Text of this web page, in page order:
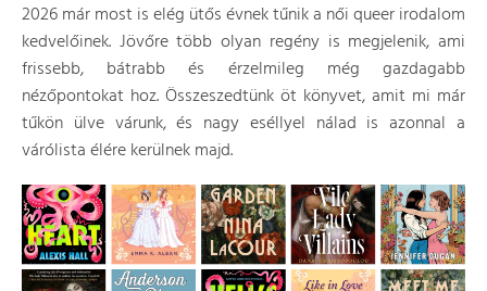
2026 már most is elég ütős évnek tűnik a női queer irodalom
kedvelőinek. Jövőre több olyan regény is megjelenik, ami
frissebb, bátrabb és érzelmileg még gazdagabb
nézőpontokat hoz. Összeszedtünk öt könyvet, amit mi már
tűkön ülve várunk, és nagy eséllyel nálad is azonnal a
várólista élére kerülnek majd.